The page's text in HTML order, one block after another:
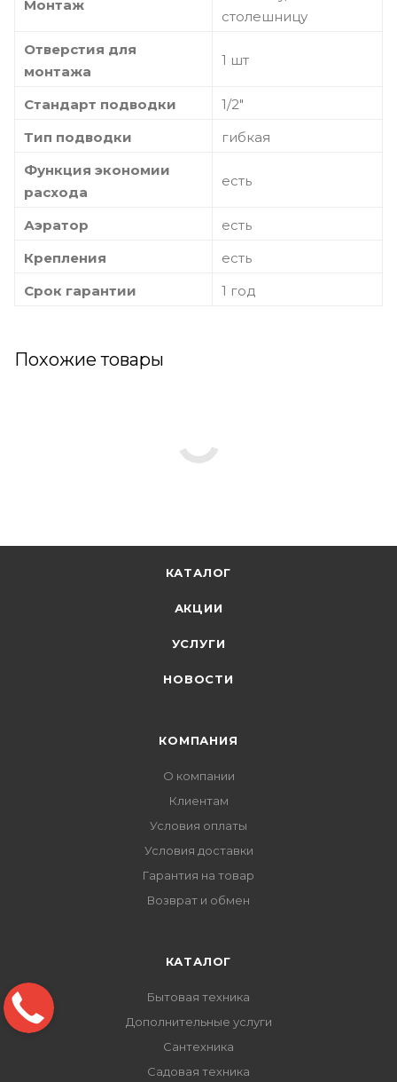
Монтаж
столешницу
Отверстия для
монтажа
1 шт
Стандарт подводки
1/2"
Тип подводки
гибкая
Функция экономии
расхода
есть
Аэратор
есть
Крепления
есть
Срок гарантии
1 год
Похожие товары
КАТАЛОГ
АКЦИИ
УСЛУГИ
НОВОСТИ
КОМПАНИЯ
О компании
Клиентам
Условия оплаты
Условия доставки
Гарантия на товар
Возврат и обмен
КАТАЛОГ
Бытовая техника
Дополнительные услуги
Сантехника
Садовая техника